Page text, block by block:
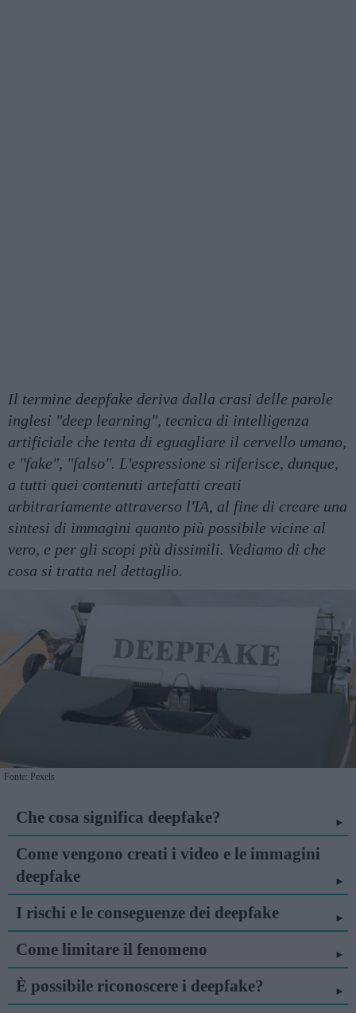
Il termine deepfake deriva dalla crasi delle parole
inglesi "deep learning", tecnica di intelligenza
artificiale che tenta di eguagliare il cervello umano,
e "fake", "falso". L'espressione si riferisce, dunque,
a tutti quei contenuti artefatti creati
arbitrariamente attraverso l'IA, al fine di creare una
sintesi di immagini quanto più possibile vicine al
vero, e per gli scopi più dissimili. Vediamo di che
cosa si tratta nel dettaglio.
Fonte: Pexels
Che cosa significa deepfake?
Come vengono creati i video e le immagini
deepfake
I rischi e le conseguenze dei deepfake
Come limitare il fenomeno
È possibile riconoscere i deepfake?